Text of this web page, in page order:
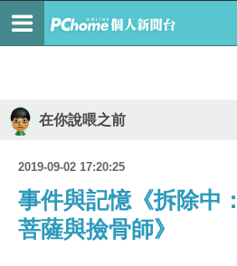
在你說喂之前
2019-09-02 17:20:25
事件與記憶《拆除中
菩薩與撿骨師》